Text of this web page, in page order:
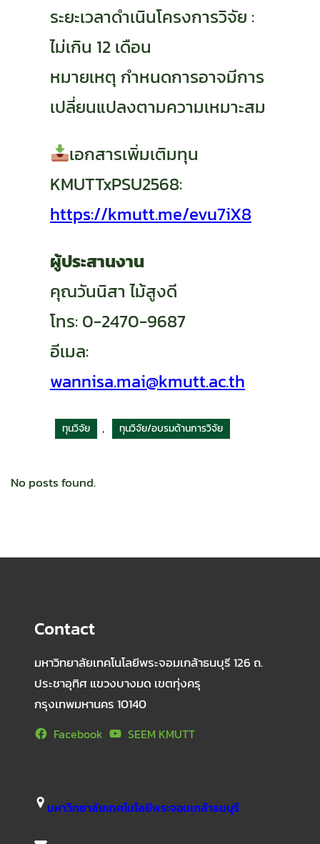
ระยะเวลาดำเนินโครงการวิจัย :
ไม่เกิน 12 เดือน
หมายเหตุ กำหนดการอาจมีการ
เปลี่ยนแปลงตามความเหมาะสม
เอกสารเพิ่มเติมทุน
KMUTTxPSU2568:
https://kmutt.me/evu7iX8
ผู้ประสานงาน
คุณวันนิสา ไม้สูงดี
โทร: 0-2470-9687
อีเมล:
wannisa.mai@kmutt.ac.th
ทุนวิจัย , ทุนวิจัย/อบรมด้านการวิจัย
No posts found.
Contact
มหาวิทยาลัยเทคโนโลยีพระจอมเกล้าธนบุรี 126 ถ.
ประชาอุทิศ แขวงบางมด เขตทุ่งครุ
กรุงเทพมหานคร 10140
Facebook SEEM KMUTT
มหาวิทยาลัยเทคโนโลยีพระจอมเกล้าธนบุรี